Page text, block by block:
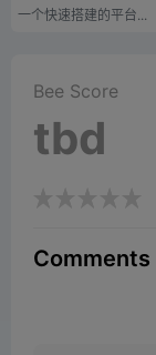
一个快速搭建的平台...
Bee Score
tbd
Comments